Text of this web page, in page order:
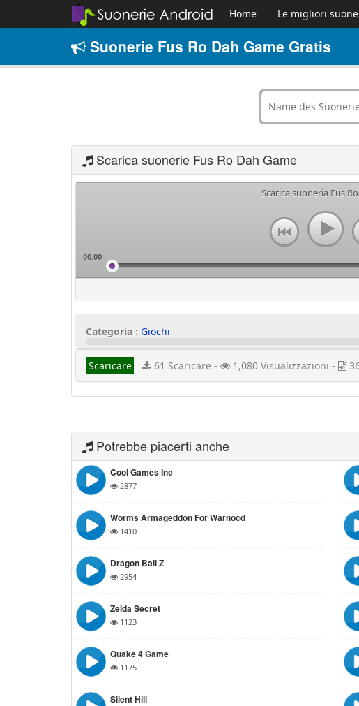
Home Le migliori
Suonerie Fus Ro Dah Game Gratis
Scarica suonerie Fus Ro Dah Game
Scarica suoneria Fus
00:00
Categoria : Giochi
Scaricare 61 Scaricare - 1,080 Visualizzazioni -
Potrebbe piacerti anche
Cool Games Inc
2877
Worms Armageddon For Warnocd
1410
Dragon Ball Z
2954
Zelda Secret
1123
Quake 4 Game
1175
Silent Hill